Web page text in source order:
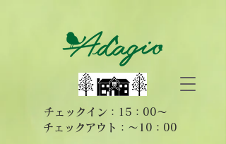
​チェックイン：15：00～
​チェックアウト：～10：00